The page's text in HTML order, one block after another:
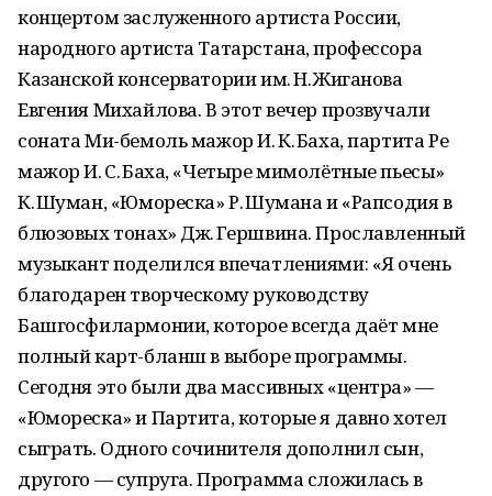
концертом заслуженного артиста России,
народного артиста Татарстана, профессора
Казанской консерватории им. Н. Жиганова
Евгения Михайлова. В этот вечер прозвучали
соната Ми-бемоль мажор И. К. Баха, партита Ре
мажор И. С. Баха, «Четыре мимолётные пьесы»
К. Шуман, «Юмореска» Р. Шумана и «Рапсодия в
блюзовых тонах» Дж. Гершвина. Прославленный
музыкант поделился впечатлениями: «Я очень
благодарен творческому руководству
Башгосфилармонии, которое всегда даёт мне
полный карт-бланш в выборе программы.
Сегодня это были два массивных «центра» —
«Юмореска» и Партита, которые я давно хотел
сыграть. Одного сочинителя дополнил сын,
другого — супруга. Программа сложилась в